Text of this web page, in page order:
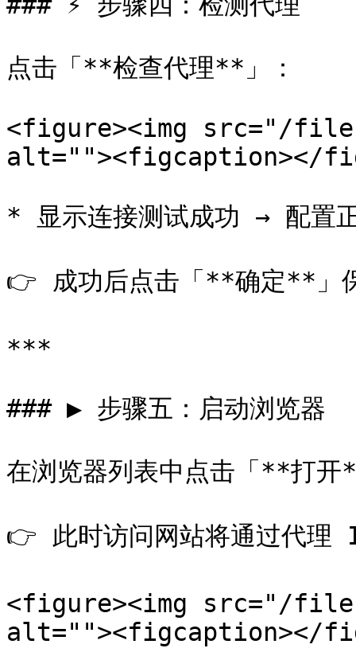
点击「**检查代理**」：
<figure><img src="/files/
alt=""><figcaption></
* 显示连接测试成功 → 配置
👉 成功后点击「**确定**」
***
### ▶️ 步骤五：启动浏览器
在浏览器列表中点击「**打开
👉 此时访问网站将通过代理
<figure><img src="/
alt=""><figcaption></